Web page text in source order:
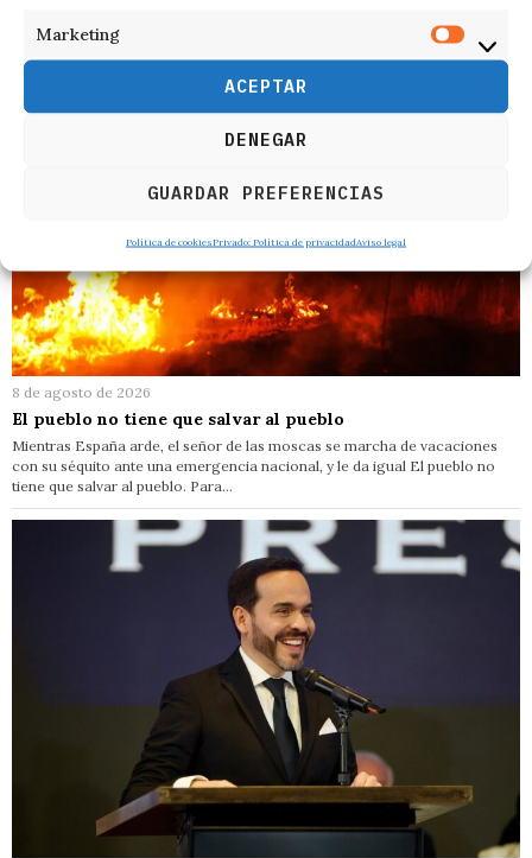
Marketing
ACEPTAR
DENEGAR
GUARDAR PREFERENCIAS
Política de cookiesPrivado: Política de privacidadAviso legal
8 de agosto de 2026
El pueblo no tiene que salvar al pueblo
Mientras España arde, el señor de las moscas se marcha de vacaciones
con su séquito ante una emergencia nacional, y le da igual El pueblo no
tiene que salvar al pueblo. Para…